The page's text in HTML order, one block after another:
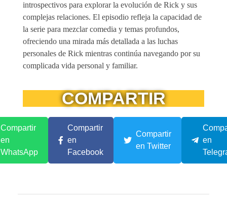
introspectivos para explorar la evolución de Rick y sus
complejas relaciones. El episodio refleja la capacidad de
la serie para mezclar comedia y temas profundos,
ofreciendo una mirada más detallada a las luchas
personales de Rick mientras continúa navegando por su
complicada vida personal y familiar.
COMPARTIR
Compartir
en
WhatsApp
Compartir
en
Facebook
Compartir
en Twitter
en